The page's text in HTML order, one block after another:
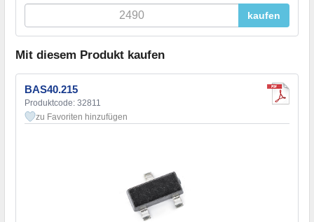
kaufen
Mit diesem Produkt kaufen
BAS40.215
Produktcode: 32811
zu Favoriten hinzufügen